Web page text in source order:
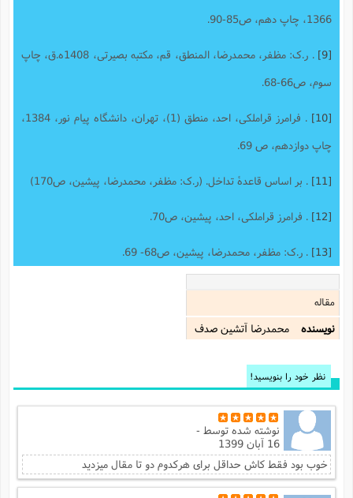
1366، چاپ دهم، ص85-90.
. ر.ک: مظفر، محمدرضا، المنطق، قم، مکتبه بصیرتی، 1408ه.ق، چاپ
سوم، ص66-68.
. فرامرز قراملکی، احد، منطق (1)، تهران، دانشگاه پیام نور، 1384،
چاپ دوازدهم، ص 69.
. بر اساس قاعدۀ تداخل. (ر.ک: مظفر، محمدرضا، پیشین، ص170)
. فرامرز قراملکی، احد، پیشین، ص70.
. ر.ک: مظفر، محمدرضا، پیشین، ص68- 69.
مقاله
نویسنده
محمدرضا آتشين صدف
نظر خود را بنویسید!
نوشته شده توسط-
16 آبان 1399
خوب بود فقط کاش حداقل برای هرکدوم دو تا مقال میزدید